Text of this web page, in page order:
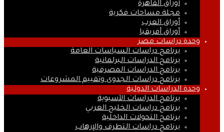
أوراق القاهرة
مجلة مساحات فكرية
أوراق العرب
أوراق أفريقيا
وحدة دراسات مصر
برنامج دراسات السياسات العامة
برنامج الدراسات البرلمانية
برنامج الدراسات المصرفية
برنامج دراسات الجدوى وتقييم المشروعات
وحدة الدراسات الدولية
برنامج الدراسات الآسيوية
برنامج دراسات الخليج العربي
برنامج التحولات الداخلية
برنامج دراسات التطرف والإرهاب